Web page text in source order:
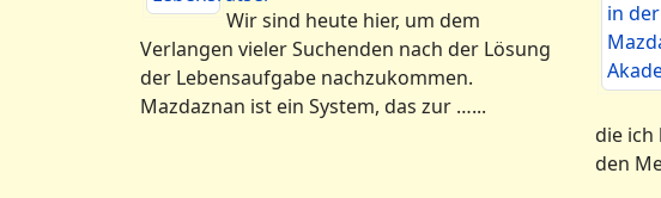
Wir sind heute hier, um dem
Verlangen vieler Suchenden nach der Lösung
der Lebensaufgabe nachzukommen.
Mazdaznan ist ein System, das zur …...
die ich
den